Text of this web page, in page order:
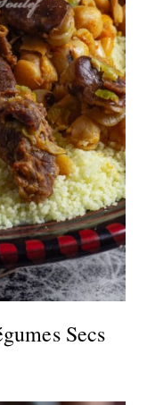
Secs